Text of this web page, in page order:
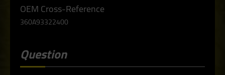
OEM Cross-Reference
360A93322400
Question